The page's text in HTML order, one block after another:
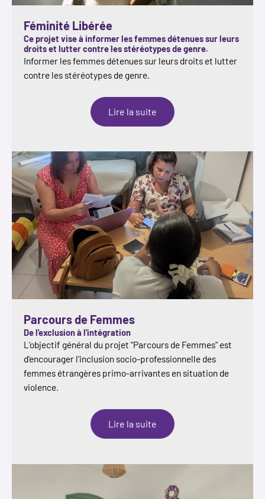
Féminité Libérée
Ce projet vise à informer les femmes détenues sur leurs
droits et lutter contre les stéréotypes de genre.
Informer les femmes détenues sur leurs droits et lutter
contre les stéréotypes de genre.
Lire la suite
Féminité
Libérée
Parcours de Femmes
De l'exclusion à l'intégration
L’objectif général du projet "Parcours de Femmes" est
d'encourager l’inclusion socio-professionnelle des
femmes étrangères primo-arrivantes en situation de
violence.
Lire la suite
Parcours
de